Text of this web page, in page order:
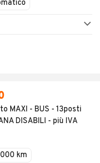
MAXI - BUS - 13posti
DISABILI - più IVA
km